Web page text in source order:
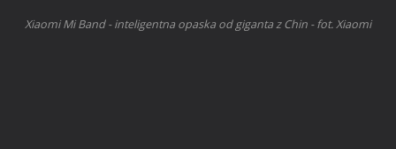
Xiaomi Mi Band - inteligentna opaska od giganta z Chin - fot. Xiaomi